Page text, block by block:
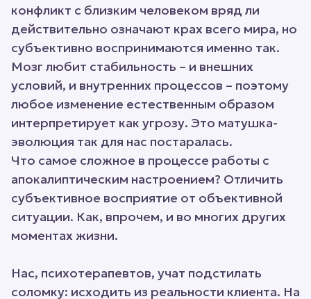
конфликт с близким человеком вряд ли
действительно означают крах всего мира, но
субъективно воспринимаются именно так.
Мозг любит стабильность – и внешних
условий, и внутренних процессов – поэтому
любое изменение естественным образом
интерпретирует как угрозу. Это матушка-
эволюция так для нас постаралась.
Что самое сложное в процессе работы с
апокалиптическим настроением? Отличить
субъективное восприятие от объективной
ситуации. Как, впрочем, и во многих других
моментах жизни.
Нас, психотерапевтов, учат подстилать
соломку: исходить из реальности клиента. На